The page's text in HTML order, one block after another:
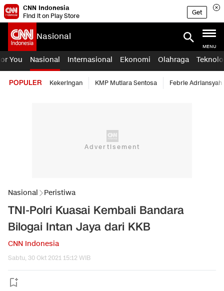
CNN Indonesia
Find it on Play Store
Get
Nasional
MENU
You Nasional Internasional Ekonomi Olahraga
POPULER Kekeringan KMP Mutiara Sentosa Febrie Adriansyah
Nasional Peristiwa
TNI-Polri Kuasai Kembali Bandara
Bilogai Intan Jaya dari KKB
CNN Indonesia
Sabtu, 30 Okt 2021 15:12 WIB